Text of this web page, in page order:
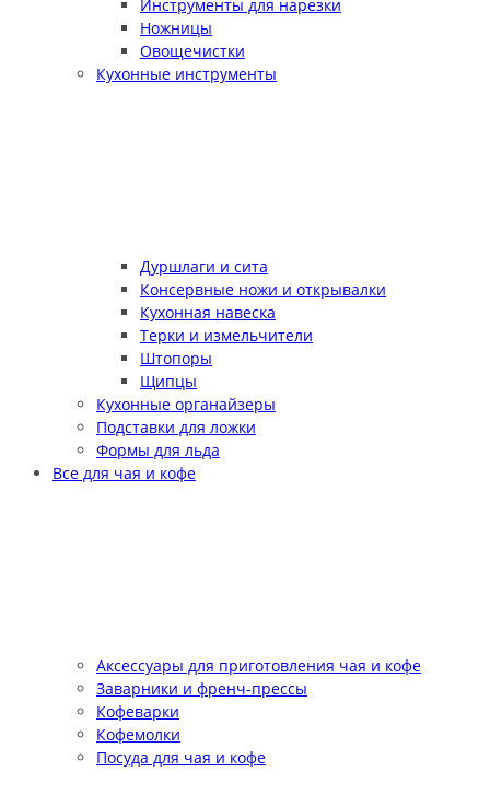
Инструменты для нарезки
Ножницы
Овощечистки
Кухонные инструменты
Дуршлаги и сита
Консервные ножи и открывалки
Кухонная навеска
Терки и измельчители
Штопоры
Щипцы
Кухонные органайзеры
Подставки для ложки
Формы для льда
Все для чая и кофе
Аксессуары для приготовления чая и кофе
Заварники и френч-прессы
Кофеварки
Кофемолки
Посуда для чая и кофе